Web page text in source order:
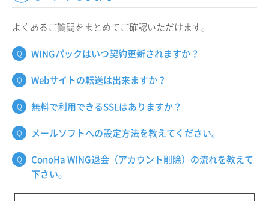
よくあるご質問をまとめてご確認いただけます。
WINGパックはいつ契約更新されますか？
Webサイトの転送は出来ますか？
無料で利用できるSSLはありますか？
メールソフトへの設定方法を教えてください。
ConoHa WING退会（アカウント削除）の流れを教えて
下さい。